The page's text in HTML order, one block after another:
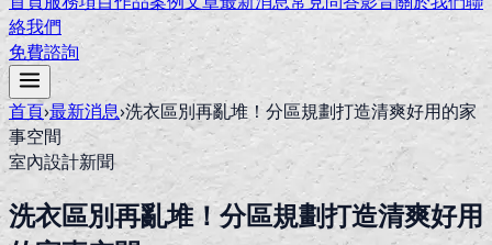
絡我們
免費諮詢
首頁›最新消息›洗衣區別再亂堆！分區規劃打造清爽好用的家
事空間
室內設計新聞
洗衣區別再亂堆！分區規劃打造清爽好用